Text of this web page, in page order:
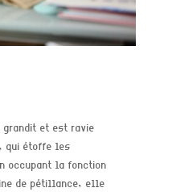
grandit et est ravie
qui étoffe les
occupant la fonction
de pétillance, elle